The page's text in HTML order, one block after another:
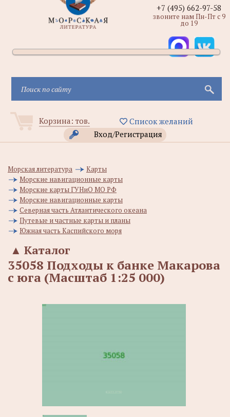
Корзина: тов.
Список желаний
Вход/Регистрация
+7 (495) 662-97-58
звоните нам Пн-Пт с 9
до 19
Морская литература
Карты
Морские навигационные карты
Морские карты ГУНиО МО РФ
Морские навигационные карты
Северная часть Атлантического океана
Путевые и частные карты и планы
Южная часть Каспийского моря
Каталог
▲
35058 Подходы к банке Макарова
с юга (Масштаб 1:25 000)